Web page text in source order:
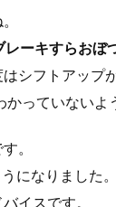
ーキすらおぼ
シフトアップ
っていないよ
。
になりました。
イスです。